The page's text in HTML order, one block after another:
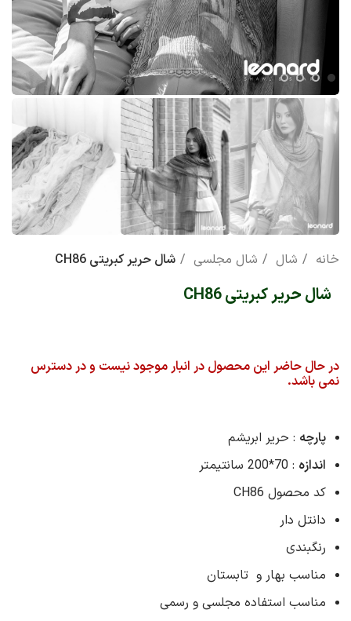
خانه شال شال مجلسی شال حریر کبریتی CH86
شال حریر کبریتی CH86
در حال حاضر این محصول در انبار موجود نیست و در دسترس
نمی باشد.
پارچه : حریر ابریشم
اندازه : 70*200 سانتیمتر
کد محصول CH86
دانتل دار
رنگبندی
مناسب بهار و تابستان
مناسب استفاده مجلسی و رسمی